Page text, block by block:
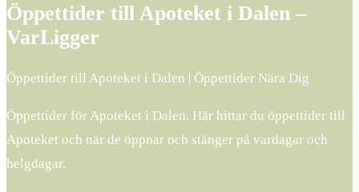
Öppettider till Apoteket i Dalen –
VarLigger
Öppettider till Apoteket i Dalen | Öppettider Nära Dig
Öppettider för Apoteket i Dalen. Här hittar du öppettider till
Apoteket och när de öppnar och stänger på vardagar och
helgdagar.